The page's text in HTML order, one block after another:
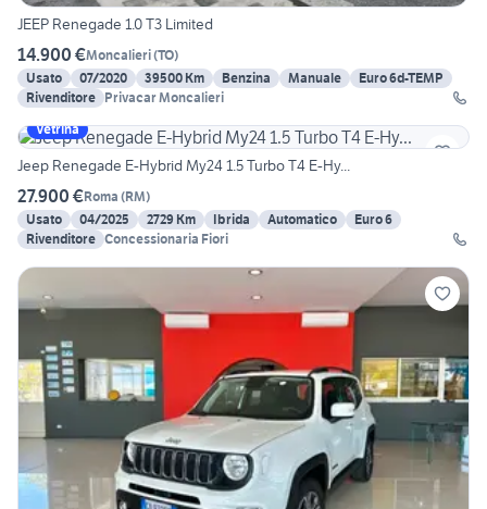
JEEP Renegade 1.0 T3 Limited
14.900 €Moncalieri(TO)
Usato
07/2020 39500 Km Benzina Manuale
Euro 6d-TEMP
Rivenditore Privacar Moncalieri
Vetrina
Jeep Renegade E-Hybrid My24 1.5 Turbo T4 E-Hy...
27.900 €Roma (RM)
Usato
04/2025 2729 Km Ibrida Automatico
Euro 6
Rivenditore Concessionaria Fiori